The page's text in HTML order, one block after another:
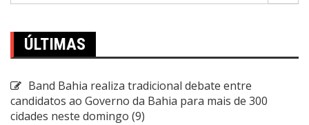
ÚLTIMAS
Band Bahia realiza tradicional debate entre
candidatos ao Governo da Bahia para mais de 300
cidades neste domingo (9)